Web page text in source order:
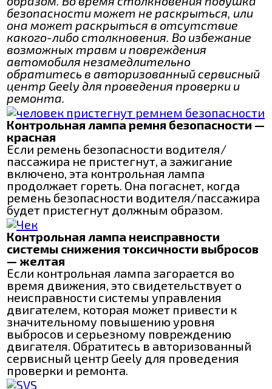
безопасности может не раскрыться, или
она может раскрыться в отсутствие
какого-либо столкновения. Во избежание
возможных травм и повреждения
автомобиля незамедлительно
обратитесь в авторизованный сервисный
центр Geely для проведения проверки и
ремонта.
Контрольная лампа ремня безопасности —
красная
Если ремень безопасности водителя/
пассажира не пристегнут, а зажигание
включено, эта контрольная лампа
продолжает гореть. Она погаснет, когда
ремень безопасности водителя/пассажира
будет пристегнут должным образом.
Контрольная лампа неисправности
системы снижения токсичности выбросов
— желтая
Если контрольная лампа загорается во
время движения, это свидетельствует о
неисправности системы управления
двигателем, которая может привести к
значительному повышению уровня
выбросов и серьезному повреждению
двигателя. Обратитесь в авторизованный
сервисный центр Geely для проведения
проверки и ремонта.